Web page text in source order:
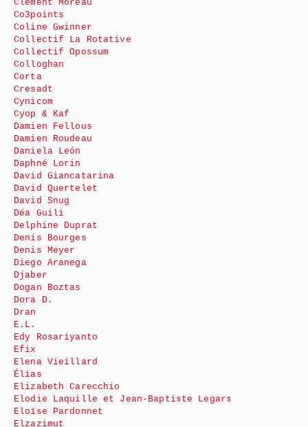
Clément Moreau
Co3points
Coline Gwinner
Collectif La Rotative
Collectif Opossum
Colloghan
Corta
Cresadt
Cynicom
Cyop & Kaf
Damien Fellous
Damien Roudeau
Daniela León
Daphné Lorin
David Giancatarina
David Quertelet
David Snug
Déa Guili
Delphine Duprat
Denis Bourges
Denis Meyer
Diego Aranega
Djaber
Dogan Boztas
Dora D.
Dran
E.L.
Edy Rosariyanto
Efix
Elena Vieillard
Élias
Elizabeth Carecchio
Elodie Laquille et Jean-Baptiste Legars
Eloïse Pardonnet
Elzazimut